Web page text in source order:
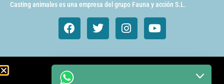
Casting animales es una empresa del grupo Fauna y acción S.L.
Animales de cine y TV